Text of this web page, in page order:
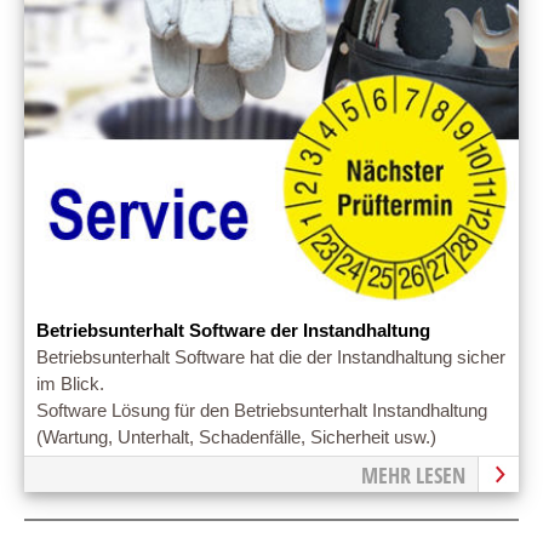
Betriebsunterhalt Software der Instandhaltung
Betriebsunterhalt Software hat die der Instandhaltung sicher
im Blick.
Software Lösung für den Betriebsunterhalt Instandhaltung
(Wartung, Unterhalt, Schadenfälle, Sicherheit usw.)
MEHR LESEN